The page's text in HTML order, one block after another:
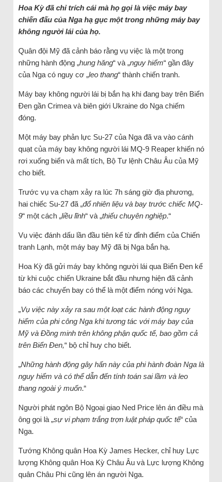
Hoa Kỳ đã chỉ trích cái mà họ gọi là việc máy bay
chiến đấu của Nga hạ gục một trong những máy bay
không người lái của họ.
Quân đội Mỹ đã cảnh báo rằng vụ việc là một trong
những hành động „hung hăng“ và „nguy hiểm“ gần đây
của Nga có nguy cơ „leo thang“ thành chiến tranh.
Máy bay không người lái bị bắn hạ khi đang bay trên Biển
Đen gần Crimea và biên giới Ukraine do Nga chiếm
đóng.
Một máy bay phản lực Su-27 của Nga đã va vào cánh
quạt của máy bay không người lái MQ-9 Reaper khiến nó
rơi xuống biển và mất tích, Bộ Tư lệnh Châu Âu của Mỹ
cho biết.
Trước vụ va chạm xảy ra lúc 7h sáng giờ địa phương,
hai chiếc Su-27 đã „đổ nhiên liệu và bay trước chiếc MQ-
9“ một cách „liều lĩnh“ và „thiếu chuyên nghiệp.“
Vụ việc đánh dấu lần đầu tiên kể từ đỉnh điểm của Chiến
tranh Lạnh, một máy bay Mỹ đã bị Nga bắn hạ.
Hoa Kỳ đã gửi máy bay không người lái qua Biển Đen kể
từ khi cuộc chiến Ukraine bắt đầu nhưng hiện đã cảnh
báo các chuyến bay có thể là một điểm nóng với Nga.
„Vụ việc này xảy ra sau một loạt các hành động nguy
hiểm của phi công Nga khi tương tác với máy bay của
Mỹ và Đồng minh trên không phận quốc tế, bao gồm cả
trên Biển Đen,“ bộ chỉ huy cho biết.
„Những hành động gây hấn này của phi hành đoàn Nga là
nguy hiểm và có thể dẫn đến tính toán sai lầm và leo
thang ngoài ý muốn.“
Người phát ngôn Bộ Ngoại giao Ned Price lên án điều mà
ông gọi là „sự vi phạm trắng trợn luật pháp quốc tế“ của
Nga.
Tướng Không quân Hoa Kỳ James Hecker, chỉ huy Lực
lượng Không quân Hoa Kỳ Châu Âu và Lực lượng Không
quân Châu Phi cũng lên án người Nga.